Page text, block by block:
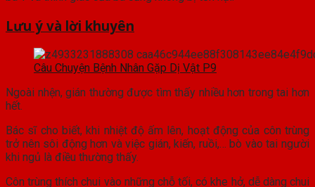
Lưu ý và lời khuyên
Câu Chuyện Bệnh Nhân Gặp Dị Vật P9
Ngoài nhện, gián thường được tìm thấy nhiều hơn trong tai hơn
hết.
Bác sĩ cho biết, khi nhiệt độ ấm lên, hoạt động của côn trùng
trở nên sôi động hơn và việc gián, kiến, ruồi,… bò vào tai người
khi ngủ là điều thường thấy.
Côn trùng thích chui vào những chỗ tối, có khe hở, dễ dàng chui